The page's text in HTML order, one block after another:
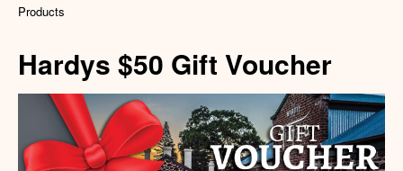
Products
Hardys $50 Gift Voucher